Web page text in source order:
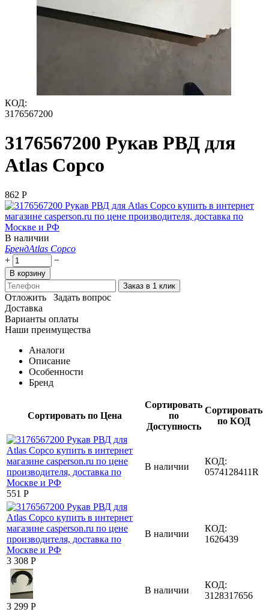
КОД:
3176567200
3176567200 Рукав РВД для
Atlas Copco
‍862‍ Р
В наличии
БрендAtlas Copco
+
−
В корзину
Заказ в 1 клик
Отложить
Задать вопрос
Доставка
Варианты оплаты
Наши преимущества
Аналоги
Описание
Особенности
Бренд
Сортировать по Цена
Сортировать
по
Доступность
Сортировать
по КОД
‍551‍ Р
В наличии
КОД:
0574128411R
3 308 Р
В наличии
КОД:
1626439
3 299 Р
В наличии
КОД:
3128317656